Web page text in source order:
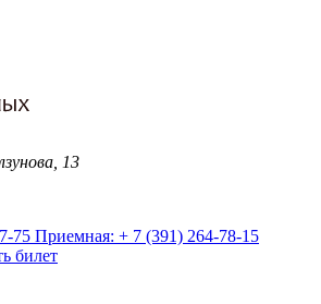
13
75 Приемная: + 7 (391) 264-78-15
билет